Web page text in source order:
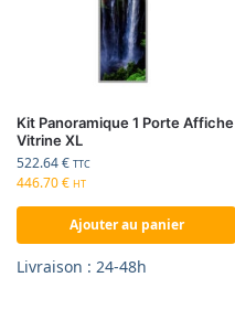
Kit Panoramique 1 Porte Affiche
Vitrine XL
522.64€ TTC
446.70€ HT
Ajouter au panier
Livraison : 24-48h